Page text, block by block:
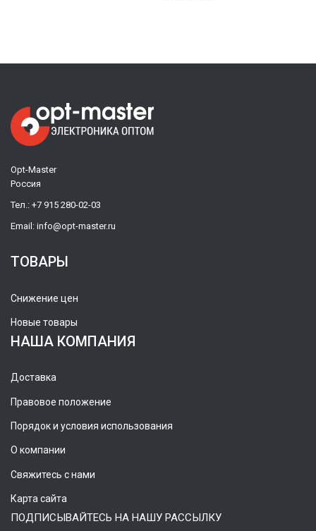
Opt-Master
Россия
Тел.: +7 915 280-02-03
Email: info@opt-master.ru
ТОВАРЫ
Снижение цен
Новые товары
НАША КОМПАНИЯ
Доставка
Правовое положение
Порядок и условия использования
О компании
Свяжитесь с нами
Карта сайта
ПОДПИСЫВАЙТЕСЬ НА НАШУ РАССЫЛКУ